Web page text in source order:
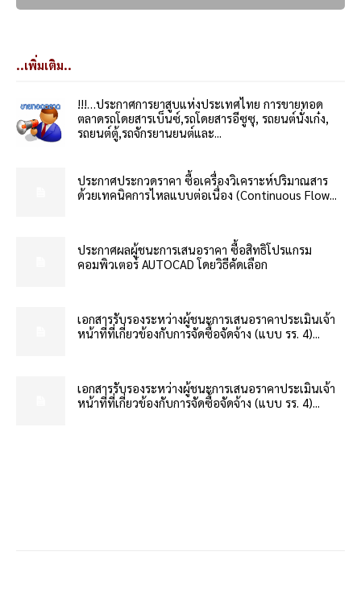
..เพิ่มเติม..
!!!…ประกาศการยาสูบแห่งประเทศไทย การขายทอด
ตลาดรถโดยสารเบ็นซ์,รถโดยสารอีซูซุ, รถยนต์นั่งเก๋ง,
รถยนต์ตู้,รถจักรยานยนต์และ...
ประกาศประกวดราคา ซื้อเครื่องวิเคราะห์ปริมาณสาร
ด้วยเทคนิคการไหลแบบต่อเนื่อง (Continuous Flow...
ประกาศผลผู้ชนะการเสนอราคา ซื้อสิทธิโปรแกรม
คอมพิวเตอร์ AUTOCAD โดยวิธีคัดเลือก
เอกสารรับรองระหว่างผู้ชนะการเสนอราคาประเมินเจ้า
หน้าที่ที่เกี่ยวข้องกับการจัดซื้อจัดจ้าง (แบบ รร. 4)...
เอกสารรับรองระหว่างผู้ชนะการเสนอราคาประเมินเจ้า
หน้าที่ที่เกี่ยวข้องกับการจัดซื้อจัดจ้าง (แบบ รร. 4)...